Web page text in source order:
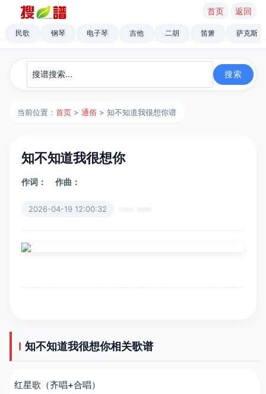
首页 返回
民歌 钢琴 电子琴 吉他 二胡 笛箫 萨克斯
当前位置：首页 >通俗 > 知不知道我很想你谱
知不知道我很想你
作词： 作曲：
2026-04-19 12:00:32
知不知道我很想你相关歌谱
红星歌（齐唱+合唱）